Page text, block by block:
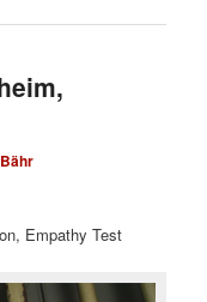
Empathy Test